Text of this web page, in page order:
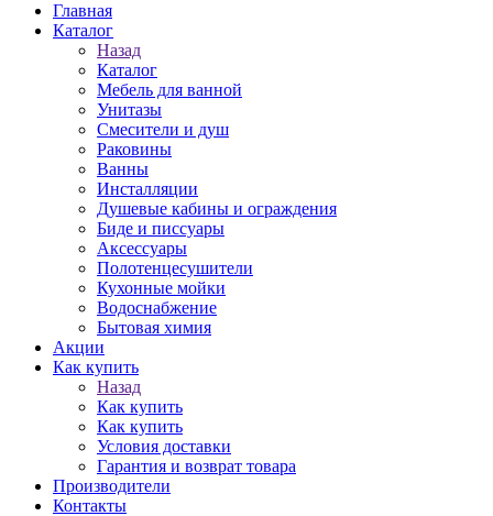
Главная
Каталог
Назад
Каталог
Мебель для ванной
Унитазы
Смесители и душ
Раковины
Ванны
Инсталляции
Душевые кабины и ограждения
Биде и писсуары
Аксессуары
Полотенцесушители
Кухонные мойки
Водоснабжение
Бытовая химия
Акции
Как купить
Назад
Как купить
Как купить
Условия доставки
Гарантия и возврат товара
Производители
Контакты